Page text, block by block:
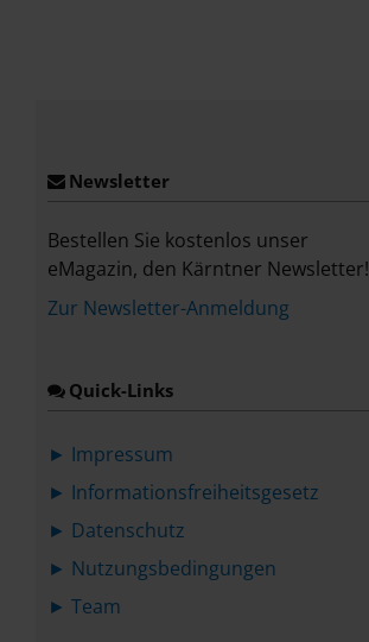
Newsletter
Bestellen Sie kostenlos unser
eMagazin, den Kärntner Newsletter!
Zur Newsletter-Anmeldung
Quick-Links
► Impressum
► Informationsfreiheitsgesetz
► Datenschutz
► Nutzungsbedingungen
► Team